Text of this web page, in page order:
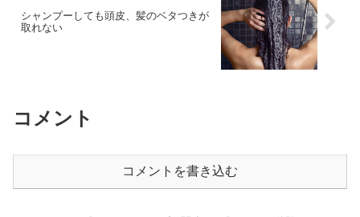
シャンプーしても頭皮、髪のベタつきが
取れない
コメント
コメントを書き込む